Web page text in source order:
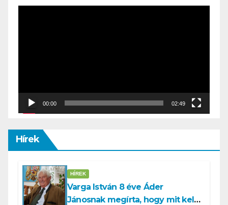
00:00 02:49
Hírek
HÍREK
Varga István 8 éve Áder
Jánosnak megírta, hogy mit kell